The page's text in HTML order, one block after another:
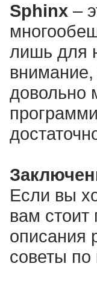
Sphinx –
лишь для
довольно
Если вы
вам
описания
советы по